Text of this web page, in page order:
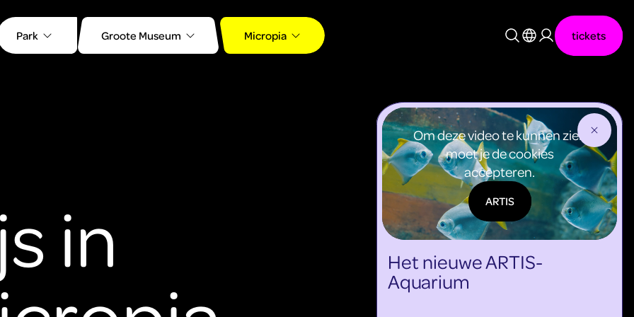
Park Groote Museum Micropia
tickets
in
Om deze video te kunnen zien
moet je de cookies
accepteren.
ARTIS
Het nieuwe ARTIS-
Aquarium